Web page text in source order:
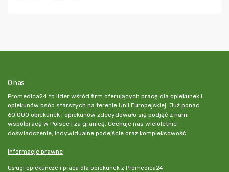
O nas
Promedica24 to lider wśród firm oferujących pracę dla opiekunek i
opiekunów osób starszych na terenie Unii Europejskiej. Już ponad
60.000 opiekunek i opiekunów zdecydowało się podjąć z nami
współpracę w Polsce i za granicą. Cechuje nas wieloletnie
doświadczenie, indywidualne podejście oraz kompleksowość.
Informacje prawne
Usługi opiekuńcze i praca dla opiekunek z Promedica24